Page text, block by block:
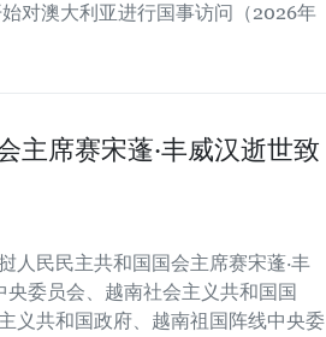
对澳大利亚进行国事访问（2026年
主席赛宋蓬·丰威汉逝世致
人民民主共和国国会主席赛宋蓬·丰
委员会、越南社会主义共和国国
义共和国政府、越南祖国阵线中央委